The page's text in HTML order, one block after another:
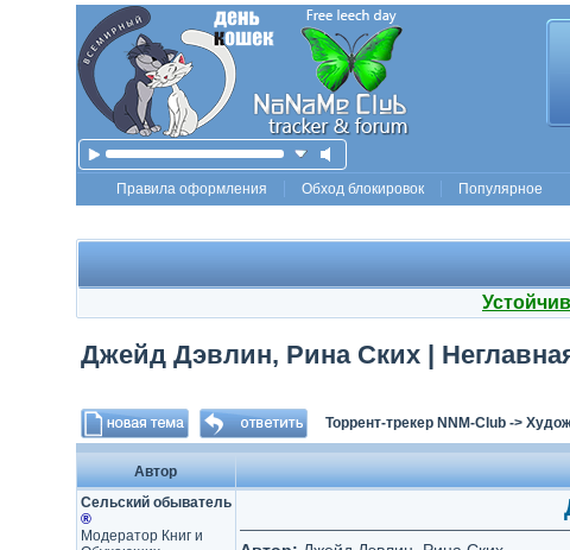
Правила оформления Обход блокировок Популярное
Джейд Дэвлин, Рина Ских |
Торрент-трекер NNM-Club->
Автор
Сельский обыватель
®
Модератор Книг и